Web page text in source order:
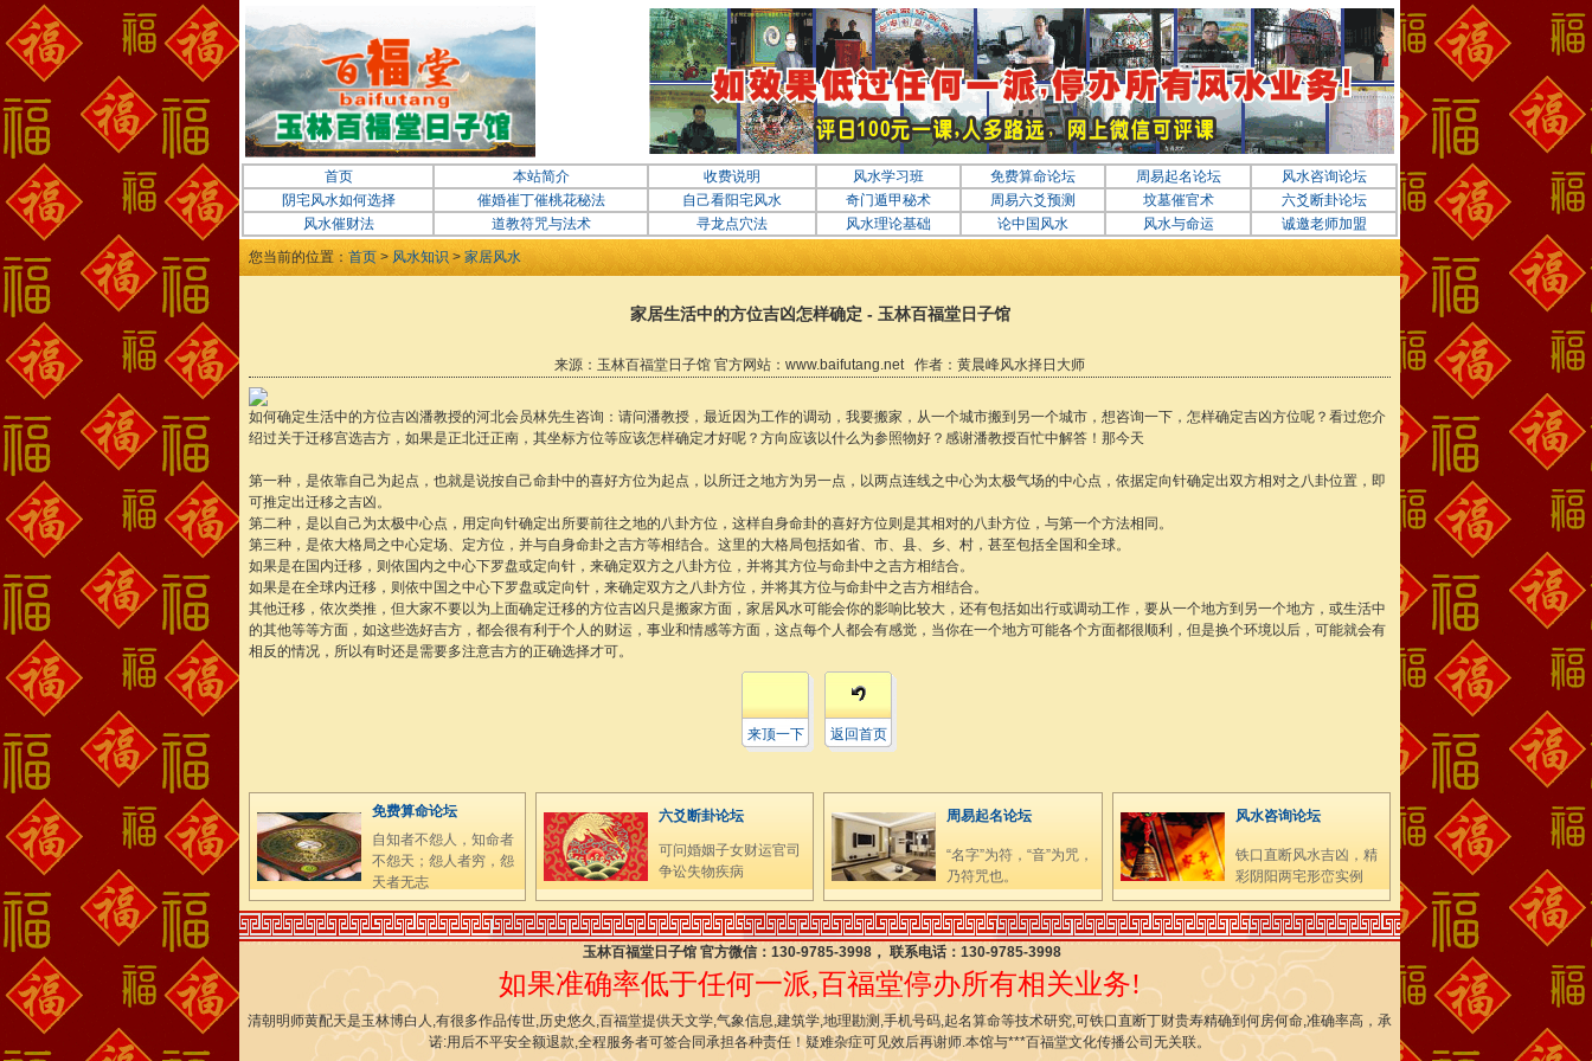
首页 本站简介 收费说明 风水学习班 免费算命论坛 周易起名论坛
风水咨询论坛
阴宅风水如何选择
催婚崔丁催桃花秘法 自己看阳宅风水 奇门遁甲秘术 周易六爻预测 坟墓催官术
六爻断卦论坛
风水催财法
道教符咒与法术 寻龙点穴法 风水理论基础 论中国风水 风水与命运
诚邀老师加盟
您当前的位置：首页 >风水知识 > 家居风水
家居生活中的方位吉凶怎样确定 - 玉林百福堂日子馆
来源：玉林百福堂日子馆 官方网站：www.baifutang.net 作者：黄晨峰风水择日大师
如何确定生活中的方位吉凶潘教授的河北会员林先生咨询：请问潘教授，最近因为工作的调动，我要搬家，从一个城市搬到另一个城市，想咨询一下，怎样确定吉凶方位呢？看过您介
绍过关于迁移宫选吉方，如果是正北迁正南，其坐标方位等应该怎样确定才好呢？方向应该以什么为参照物好？感谢潘教授百忙中解答！那今天
第一种，是依靠自己为起点，也就是说按自己命卦中的喜好方位为起点，以所迁之地方为另一点，以两点连线之中心为太极气场的中心点，依据定向针确定出双方相对之八卦位置，即
可推定出迁移之吉凶。
第二种，是以自己为太极中心点，用定向针确定出所要前往之地的八卦方位，这样自身命卦的喜好方位则是其相对的八卦方位，与第一个方法相同。
第三种，是依大格局之中心定场、定方位，并与自身命卦之吉方等相结合。这里的大格局包括如省、市、县、乡、村，甚至包括全国和全球。
如果是在国内迁移，则依国内之中心下罗盘或定向针，来确定双方之八卦方位，并将其方位与命卦中之吉方相结合。
如果是在全球内迁移，则依中国之中心下罗盘或定向针，来确定双方之八卦方位，并将其方位与命卦中之吉方相结合。
其他迁移，依次类推，但大家不要以为上面确定迁移的方位吉凶只是搬家方面，家居风水可能会你的影响比较大，还有包括如出行或调动工作，要从一个地方到另一个地方，或生活中
的其他等等方面，如这些选好吉方，都会很有利于个人的财运，事业和情感等方面，这点每个人都会有感觉，当你在一个地方可能各个方面都很顺利，但是换个环境以后，可能就会有
相反的情况，所以有时还是需要多注意吉方的正确选择才可。
来顶一下 返回首页
免费算命论坛
自知者不怨人，知命者
不怨天；怨人者穷，怨
天者无志
六爻断卦论坛
可问婚姻子女财运官司
争讼失物疾病
周易起名论坛
“名字”为符，“音”为咒，
乃符咒也。
风水咨询论坛
铁口直断风水吉凶，精
彩阴阳两宅形峦实例
玉林百福堂日子馆 官方微信：130-9785-3998， 联系电话：130-9785-3998
如果准确率低于任何一派,百福堂停办所有相关业务!
清朝明师黄配天是玉林博白人,有很多作品传世,历史悠久,百福堂提供天文学,气象信息,建筑学,地理勘测,手机号码,起名算命等技术研究,可铁口直断丁财贵寿精确到何房何命,准确率高，承
诺:用后不平安全额退款,全程服务者可签合同承担各种责任！疑难杂症可见效后再谢师.本馆与***百福堂文化传播公司无关联。